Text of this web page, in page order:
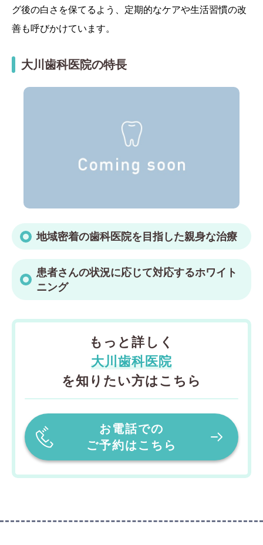
グ後の白さを保てるよう、定期的なケアや生活習慣の改
善も呼びかけています。
大川歯科医院の特長
地域密着の歯科医院を目指した親身な治療
患者さんの状況に応じて対応するホワイト
ニング
もっと詳しく
大川歯科医院
を知りたい方はこちら
お電話での
ご予約はこちら